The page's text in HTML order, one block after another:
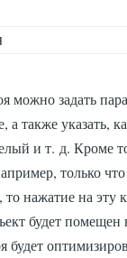
можно задать
также указать,
и т. д. Кроме
только
нажатие на эту
будет помещен
будет